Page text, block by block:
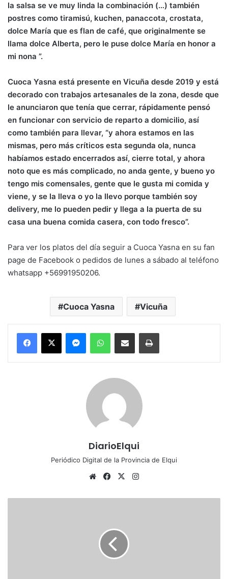
la salsa se ve muy linda la combinación (…) también
postres como tiramisú, kuchen, panaccota, crostata,
dolce María que es flan de café, que originalmente se
llama dolce Alberta, pero le puse dolce María en honor a
mi nona ”.
Cuoca Yasna está presente en Vicuña desde 2019 y está
decorado con trabajos artesanales de la zona, desde que
le anunciaron que tenía que cerrar, rápidamente pensó
en funcionar con servicio de reparto a domicilio, así
como también para llevar, “y ahora estamos en las
mismas, pero más críticos esta segunda ola, nunca
habíamos estado encerrados así, cierre total, y ahora
noto que es más complicado, no anda gente, y bueno yo
tengo mis comensales, gente que le gusta mi comida y
viene, y se la lleva o yo la llevo porque también soy
delivery, me lo pueden pedir y llega a la puerta de su
casa una buena comida casera, con todo fresco”.
Para ver los platos del día seguir a Cuoca Yasna en su fan
page de Facebook o pedidos de lunes a sábado al teléfono
whatsapp +56991950206.
Cuoca Yasna Vicuña
MessengerWhatsAppCompartir por correo electrónicoImprimir
DiarioElqui
Periódico Digital de la Provincia de Elqui
Sitio
Facebook
X